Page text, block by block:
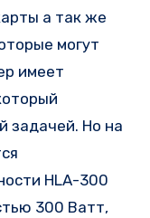
а так же
могут
имеет
задачей. Но на
HLA-300
300 Ватт,